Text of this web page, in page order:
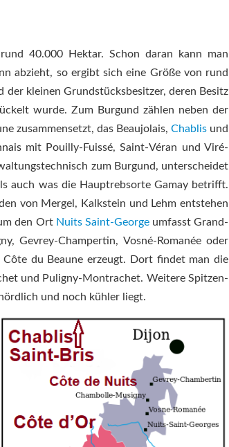
40.000 Hektar. Schon daran kann man
abzieht, so ergibt sich eine Größe von rund
kleinen Grundstücksbesitzer, deren Besitz
wurde. Zum Burgund zählen neben der
zusammensetzt, das Beaujolais, Chablisund
mit Pouilly-Fuissé, Saint-Véran und Viré-
zum Burgund, unterscheidet
auch was die Hauptrebsorte Gamay betrifft.
von Mergel, Kalkstein und Lehm entstehen
den Ort Nuits Saint-Georgeumfasst Grand-
Gevrey-Champertin, Vosné-Romanée oder
du Beaune erzeugt. Dort findet man die
und Puligny-Montrachet. Weitere Spitzen-
und noch kühler liegt.